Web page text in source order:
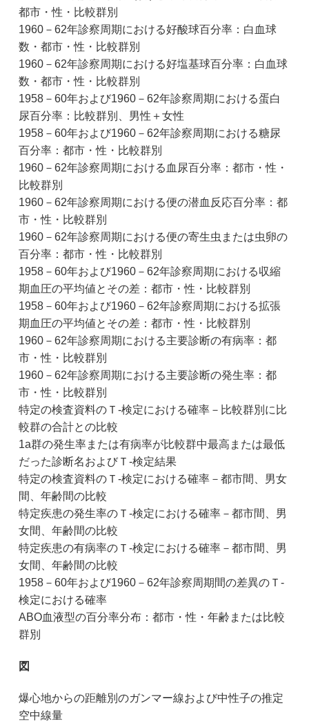
都市・性・比較群別
1960－62年診察周期における好酸球百分率：白血球
数・都市・性・比較群別
1960－62年診察周期における好塩基球百分率：白血球
数・都市・性・比較群別
1958－60年および1960－62年診察周期における蛋白
尿百分率：比較群別、男性＋女性
1958－60年および1960－62年診察周期における糖尿
百分率：都市・性・比較群別
1960－62年診察周期における血尿百分率：都市・性・
比較群別
1960－62年診察周期における便の潜血反応百分率：都
市・性・比較群別
1960－62年診察周期における便の寄生虫または虫卵の
百分率：都市・性・比較群別
1958－60年および1960－62年診察周期における収縮
期血圧の平均値とその差：都市・性・比較群別
1958－60年および1960－62年診察周期における拡張
期血圧の平均値とその差：都市・性・比較群別
1960－62年診察周期における主要診断の有病率：都
市・性・比較群別
1960－62年診察周期における主要診断の発生率：都
市・性・比較群別
特定の検査資料のＴ-検定における確率－比較群別に比
較群の合計との比較
1a群の発生率または有病率が比較群中最高または最低
だった診断名およびＴ-検定結果
特定の検査資料のＴ-検定における確率－都市間、男女
間、年齢間の比較
特定疾患の発生率のＴ-検定における確率－都市間、男
女間、年齢間の比較
特定疾患の有病率のＴ-検定における確率－都市間、男
女間、年齢間の比較
1958－60年および1960－62年診察周期間の差異のＴ-
検定における確率
ABO血液型の百分率分布：都市・性・年齢または比較
群別
図
爆心地からの距離別のガンマー線および中性子の推定
空中線量